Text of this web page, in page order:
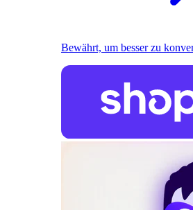
Bewährt, um besser zu